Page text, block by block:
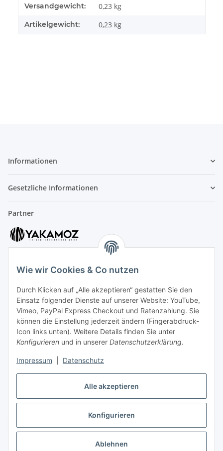
Alle akzeptieren
Konfigurieren
Ablehnen
Wie wir Cookies & Co nutzen
Durch Klicken auf „Alle akzeptieren“ gestatten Sie den
Einsatz folgender Dienste auf unserer Website: YouTube,
Vimeo, PayPal Express Checkout und Ratenzahlung. Sie
können die Einstellung jederzeit ändern (Fingerabdruck-
Icon links unten). Weitere Details finden Sie unter
Konfigurieren und in unserer Datenschutzerklärung.
Impressum Datenschutz
Produkteigenschaft
Wert
Versandgewicht: 0,23 kg
Artikelgewicht: 0,23 kg
Informationen
Gesetzliche Informationen
Partner
Kundenservice
Kontakt:
Tel: 0202 - 256 397 30
Vertrag widerrufen
* Alle Preise inkl. gesetzlicher USt., zzgl.Versand